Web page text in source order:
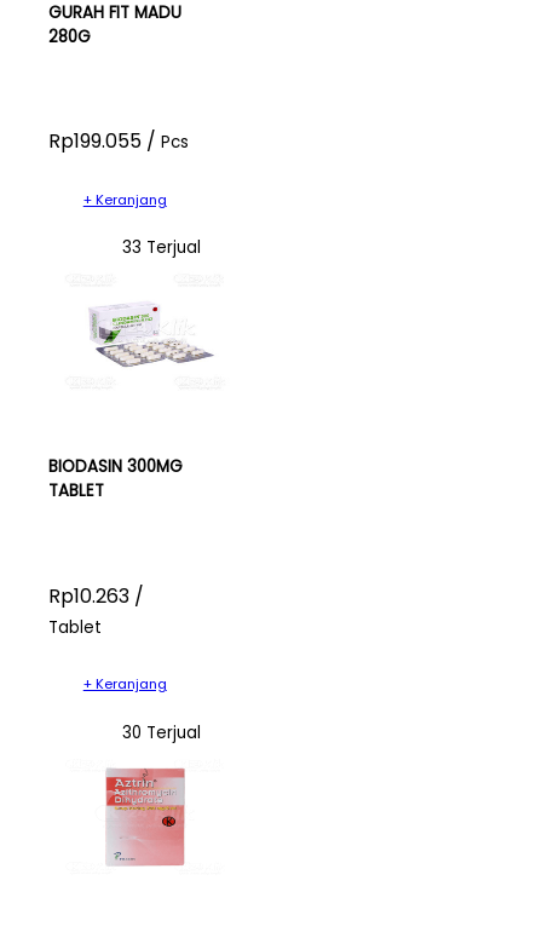
GURAH FIT MADU
280G
Rp199.055 / Pcs
+ Keranjang
33 Terjual
BIODASIN 300MG
TABLET
Rp10.263 /
Tablet
+ Keranjang
30 Terjual